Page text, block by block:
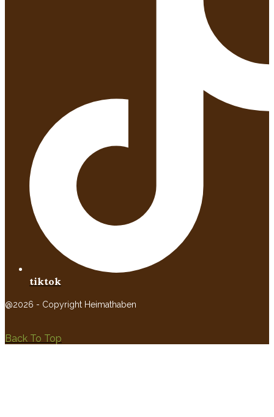
tiktok
@2026 - Copyright Heimathaben
Back To Top